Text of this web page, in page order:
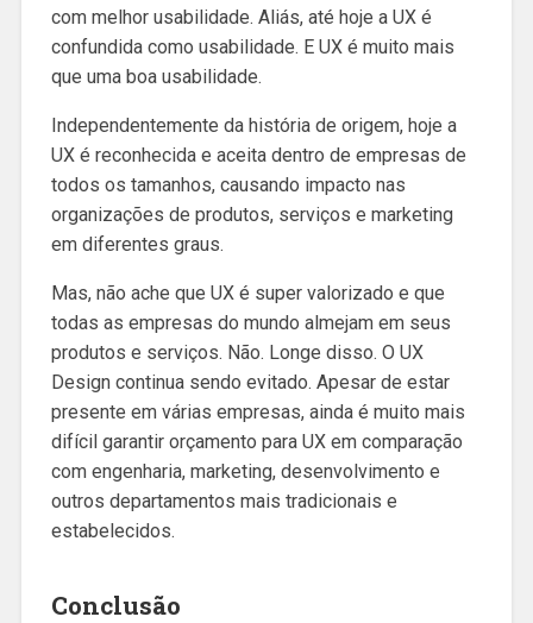
com melhor usabilidade. Aliás, até hoje a UX é
confundida como usabilidade. E UX é muito mais
que uma boa usabilidade.
Independentemente da história de origem, hoje a
UX é reconhecida e aceita dentro de empresas de
todos os tamanhos, causando impacto nas
organizações de produtos, serviços e marketing
em diferentes graus.
Mas, não ache que UX é super valorizado e que
todas as empresas do mundo almejam em seus
produtos e serviços. Não. Longe disso. O UX
Design continua sendo evitado. Apesar de estar
presente em várias empresas, ainda é muito mais
difícil garantir orçamento para UX em comparação
com engenharia, marketing, desenvolvimento e
outros departamentos mais tradicionais e
estabelecidos.
Conclusão